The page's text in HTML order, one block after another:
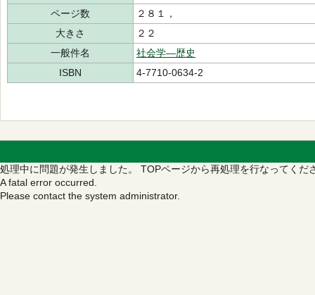
ページ数
２８１，
大きさ
２２
一般件名
社会学―歴史
ISBN
4-7710-0634-2
処理中に問題が発生しました。 TOPページから再処理を行なってくだ
A fatal error occurred.
Please contact the system administrator.